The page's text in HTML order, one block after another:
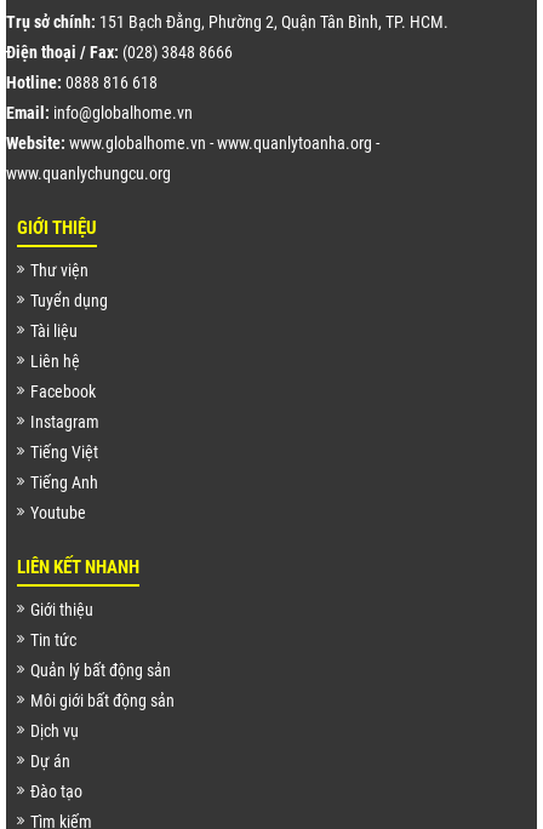
Trụ sở chính: 151 Bạch Đằng, Phường 2, Quận Tân Bình, TP. HCM.
Điện thoại / Fax: (028) 3848 8666
Hotline: 0888 816 618
Email: info@globalhome.vn
Website: www.globalhome.vn -www.quanlytoanha.org -
www.quanlychungcu.org
GIỚI THIỆU
Thư viện
Tuyển dụng
Tài liệu
Liên hệ
Facebook
Instagram
Tiếng Việt
Tiếng Anh
Youtube
LIÊN KẾT NHANH
Giới thiệu
Tin tức
Quản lý bất động sản
Môi giới bất động sản
Dịch vụ
Dự án
Đào tạo
Tìm kiếm